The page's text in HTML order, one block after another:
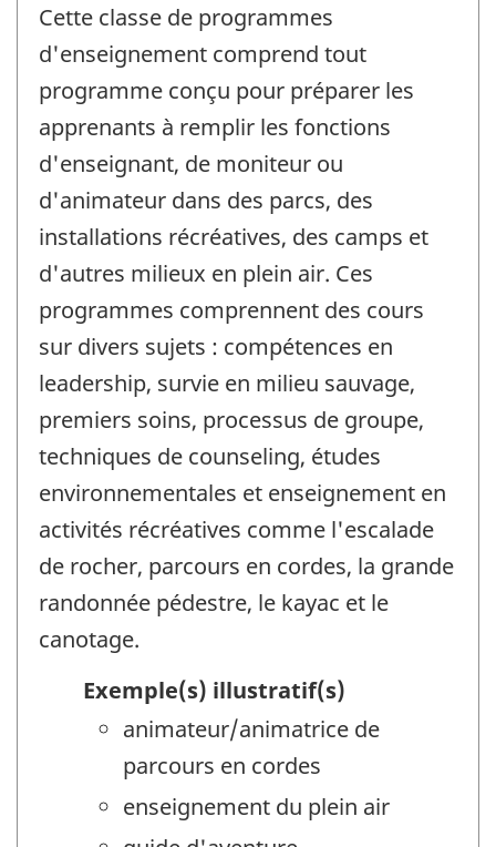
Cette classe de programmes
d'enseignement comprend tout
programme conçu pour préparer les
apprenants à remplir les fonctions
d'enseignant, de moniteur ou
d'animateur dans des parcs, des
installations récréatives, des camps et
d'autres milieux en plein air. Ces
programmes comprennent des cours
sur divers sujets : compétences en
leadership, survie en milieu sauvage,
premiers soins, processus de groupe,
techniques de counseling, études
environnementales et enseignement en
activités récréatives comme l'escalade
de rocher, parcours en cordes, la grande
randonnée pédestre, le kayac et le
canotage.
Exemple(s) illustratif(s)
animateur/animatrice de
parcours en cordes
enseignement du plein air